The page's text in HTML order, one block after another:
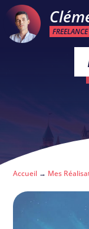
Accueil → Mes